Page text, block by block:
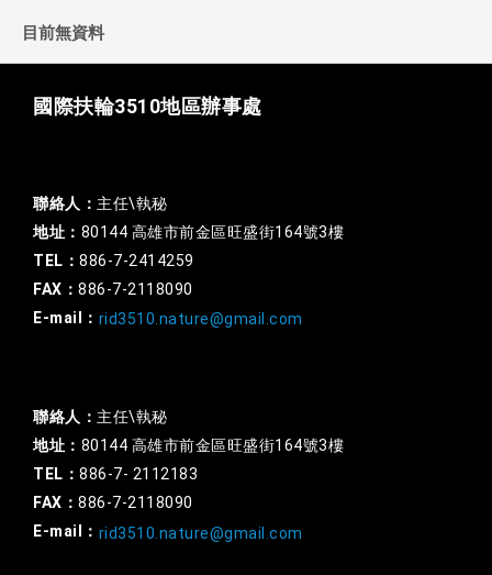
目前無資料
國際扶輪3510地區辦事處
聯絡人： 主任\執秘
地址： 80144 高雄市前金區旺盛街164號3樓
TEL： 886-7-2414259
FAX： 886-7-2118090
E-mail： rid3510.nature@gmail.com
聯絡人： 主任\執秘
地址： 80144 高雄市前金區旺盛街164號3樓
TEL： 886-7- 2112183
FAX： 886-7-2118090
E-mail： rid3510.nature@gmail.com